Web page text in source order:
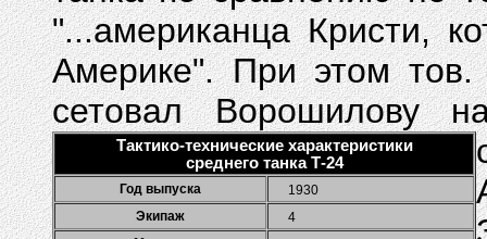
"...американца Кристи,
Америке". При этом тов.
сетовал Ворошилову
Тактико-технические характеристики
среднего танка Т-24
Год выпуска
1930
Экипаж
4